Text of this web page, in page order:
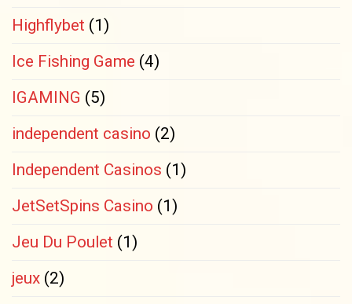
Highflybet (1)
Ice Fishing Game (4)
IGAMING (5)
independent casino (2)
Independent Casinos (1)
JetSetSpins Casino (1)
Jeu Du Poulet (1)
jeux (2)